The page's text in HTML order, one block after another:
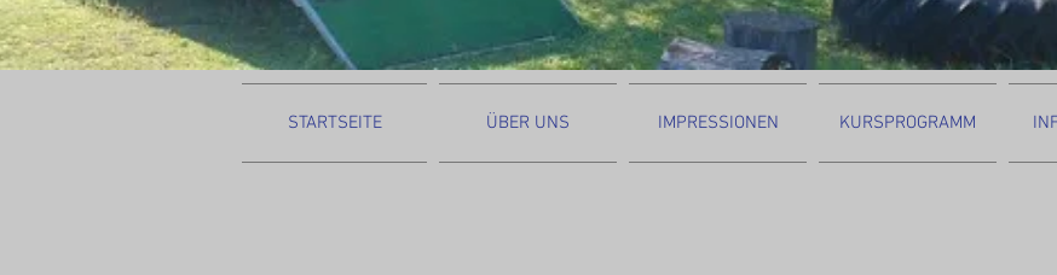
STARTSEITE ÜBER UNS IMPRESSIONEN KURSPROGRAMM